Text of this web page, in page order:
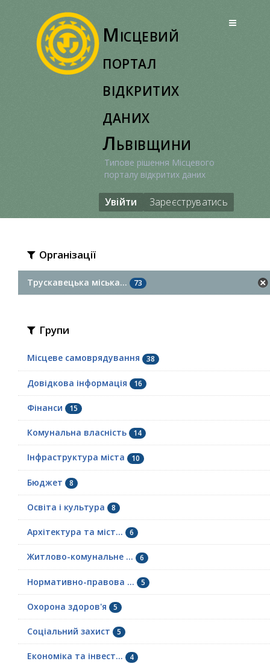
Місцевий
портал
відкритих
даних
Львівщини
Типове рішення Місцевого
порталу відкритих даних
Увійти Зареєструватись
Організації
Трускавецька міська... 73
Групи
Місцеве самоврядування 38
Довідкова інформація 16
Фінанси 15
Комунальна власність 14
Інфраструктура міста 10
Бюджет 8
Освіта і культура 8
Архітектура та міст... 6
Житлово-комунальне ... 6
Нормативно-правова ... 5
Охорона здоров'я 5
Соціальний захист 5
Економіка та інвест... 4